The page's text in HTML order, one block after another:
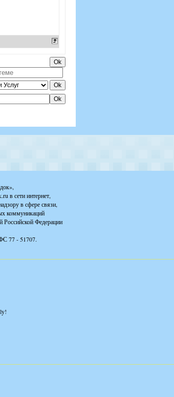
в сети интернет,
в сфере связи,
коммуникаций
Российской Федерации
77 - 51707.